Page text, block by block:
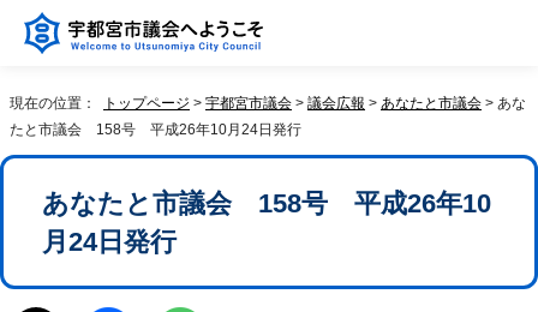
現在の位置： トップページ > 宇都宮市議会 > 議会広報 > あなたと市議会 > あな
たと市議会 158号 平成26年10月24日発行
あなたと市議会 158号 平成26年10
月24日発行